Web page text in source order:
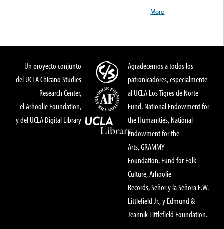
More
Un proyecto conjunto
del UCLA Chicano Studies
Research Center,
el Arhoolie Foundation,
y del UCLA Digital Library
Agradecemos a todos los
patronicadores, especialmente
al UCLA Los Tigres de Norte
Fund, National Endowment for
the Humanities, National
Endowment for the
Arts, GRAMMY
Foundation, Fund for Folk
Culture, Arhoolie
Records, Señor y la Señora E.W.
Littlefield Jr., y Edmund &
Jeannik Littlefield Foundation.